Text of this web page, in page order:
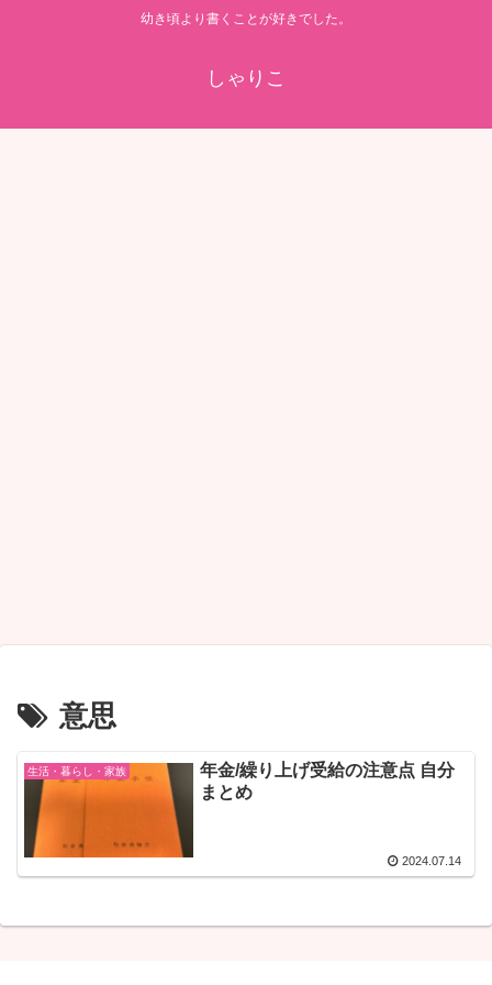
幼き頃より書くことが好きでした。
しゃりこ
意思
生活・暮らし・家族
年金/繰り上げ受給の注意点 自分
まとめ
2024.07.14